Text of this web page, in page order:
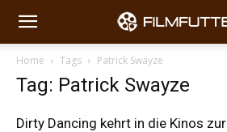
Home Tags Patrick Swayze
Tag: Patrick Swayze
Dirty Dancing kehrt in die Kinos